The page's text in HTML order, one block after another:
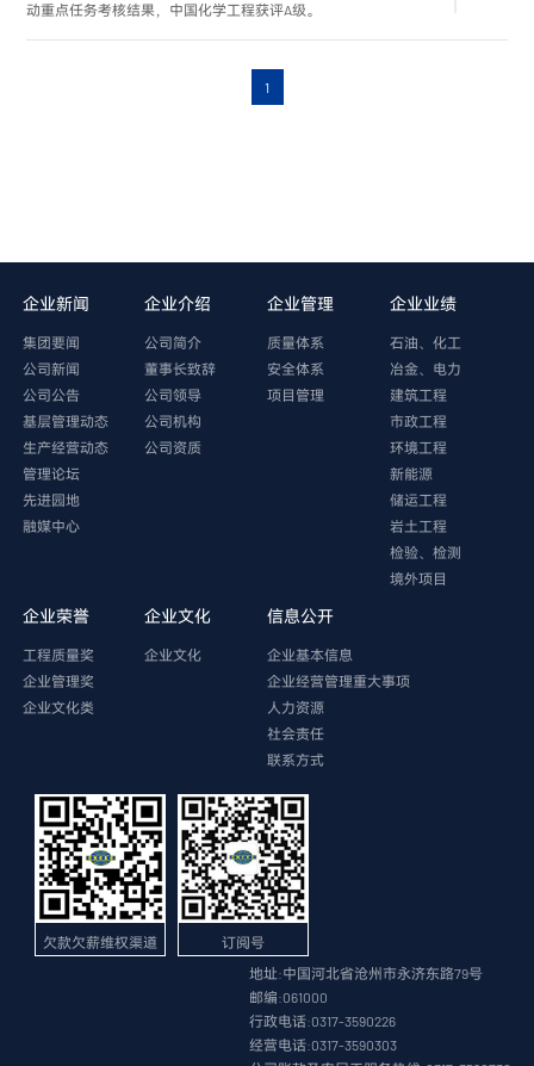
动重点任务考核结果，中国化学工程获评A级。
1
企业新闻
集团要闻
公司新闻
公司公告
基层管理动态
生产经营动态
管理论坛
先进园地
融媒中心
企业介绍
公司简介
董事长致辞
公司领导
公司机构
公司资质
企业管理
质量体系
安全体系
项目管理
企业业绩
石油、化工
冶金、电力
建筑工程
市政工程
环境工程
新能源
储运工程
岩土工程
检验、检测
境外项目
企业荣誉
工程质量奖
企业管理奖
企业文化类
企业文化
企业文化
信息公开
企业基本信息
企业经营管理重大事项
人力资源
社会责任
联系方式
欠款欠薪维权渠道
订阅号
地址:中国河北省沧州市永济东路79号
邮编:061000
行政电话:0317-3590226
经营电话:0317-3590303